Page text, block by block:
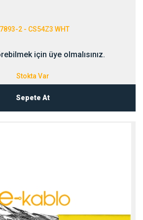
2 - CS54Z3 WHT
için üye olmalısınız.
Stokta Var
Sepete At